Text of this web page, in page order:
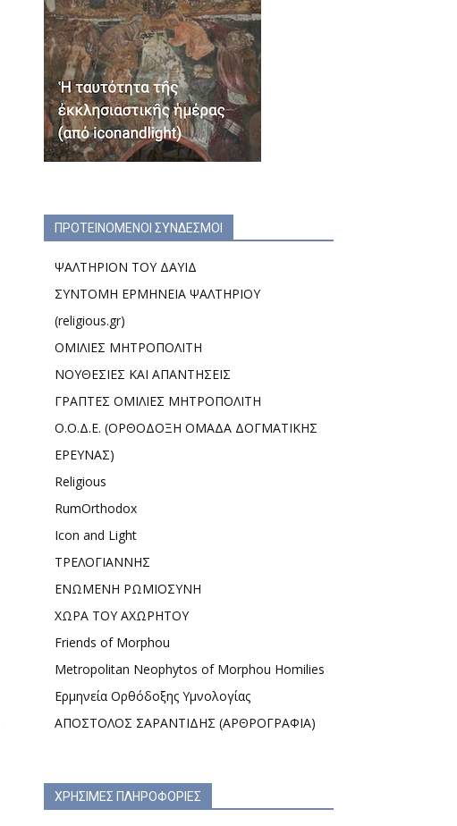
ΠΡΟΤΕΙΝΟΜΕΝΟΙ ΣΥΝΔΕΣΜΟΙ
ΨΑΛΤΗΡΙΟΝ ΤΟΥ ΔΑΥΙΔ
ΣΥΝΤΟΜΗ ΕΡΜΗΝΕΙΑ ΨΑΛΤΗΡΙΟΥ
(religious.gr)
ΟΜΙΛΙΕΣ ΜΗΤΡΟΠΟΛΙΤΗ
ΝΟΥΘΕΣΙΕΣ ΚΑΙ ΑΠΑΝΤΗΣΕΙΣ
ΓΡΑΠΤΕΣ ΟΜΙΛΙΕΣ ΜΗΤΡΟΠΟΛΙΤΗ
Ο.Ο.Δ.Ε. (ΟΡΘΟΔΟΞΗ ΟΜΑΔΑ ΔΟΓΜΑΤΙΚΗΣ
ΕΡΕΥΝΑΣ)
Religious
RumOrthodox
Icon and Light
ΤΡΕΛΟΓΙΑΝΝΗΣ
ΕΝΩΜΕΝΗ ΡΩΜΙΟΣΥΝΗ
ΧΩΡΑ ΤΟΥ ΑΧΩΡΗΤΟΥ
Friends of Morphou
Metropolitan Neophytos of Morphou Homilies
Ερμηνεία Ορθόδοξης Υμνολογίας
ΑΠΟΣΤΟΛΟΣ ΣΑΡΑΝΤΙΔΗΣ (ΑΡΘΡΟΓΡΑΦΙΑ)
ΧΡΗΣΙΜΕΣ ΠΛΗΡΟΦΟΡΙΕΣ